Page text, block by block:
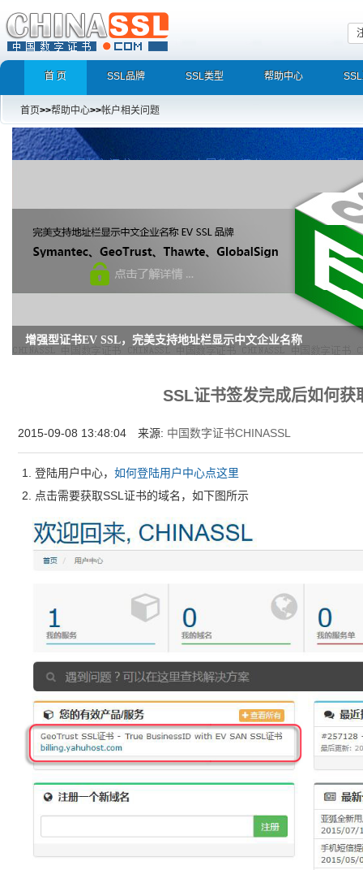
首 页 SSL品牌 SSL类型 帮助中心
首页>>帮助中心>>帐户相关问题
增强型证书EV SSL，完美支持地址栏显示中文企业名称
SSL证书签发完成后如何获
2015-09-08 13:48:04 来源: 中国数字证书CHINASSL
1. 登陆用户中心，如何登陆用户中心点这里
2. 点击需要获取SSL证书的域名，如下图所示